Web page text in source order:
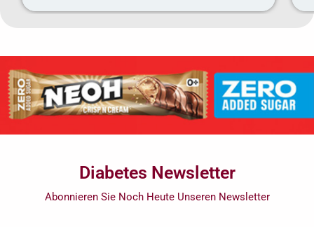
Diabetes Newsletter
Abonnieren Sie Noch Heute Unseren Newsletter